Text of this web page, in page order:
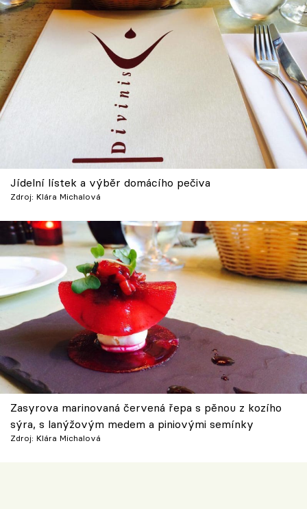
Jídelní lístek a výběr domácího pečiva
Zdroj: Klára Michalová
Zasyrova marinovaná červená řepa s pěnou z kozího
sýra, s lanýžovým medem a piniovými semínky
Zdroj: Klára Michalová